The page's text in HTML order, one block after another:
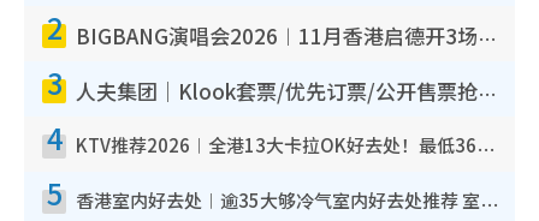
2 BIGBANG演唱会2026︱11月香港启德开3场！实名制VIP申请、优先购票攻略
3 人夫集团｜Klook套票/优先订票/公开售票抢票攻略！附票价.购票连结.场地座位表
4 KTV推荐2026︱全港13大卡拉OK好去处！最低36元起 日语歌都有！(附地址+收费详情)
5 香港室内好去处︱逾35大够冷气室内好去处推荐 室内活动免费避雨无惧下雨